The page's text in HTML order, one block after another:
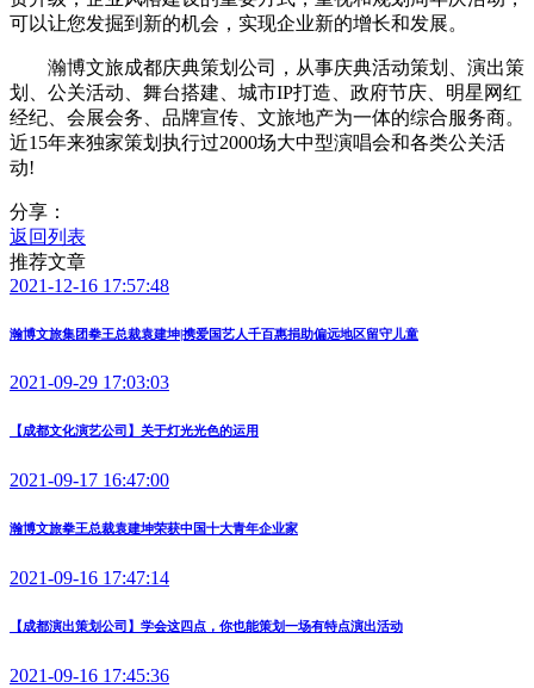
可以让您发掘到新的机会，实现企业新的增长和发展。
瀚博文旅成都庆典策划公司，从事庆典活动策划、演出策
划、公关活动、舞台搭建、城市IP打造、政府节庆、明星网红
经纪、会展会务、品牌宣传、文旅地产为一体的综合服务商。
近15年来独家策划执行过2000场大中型演唱会和各类公关活
动!
分享：
返回列表
推荐文章
2021-12-16 17:57:48
瀚博文旅集团拳王总裁袁建坤|携爱国艺人千百惠捐助偏远地区留守儿童
2021-09-29 17:03:03
【成都文化演艺公司】关于灯光光色的运用
2021-09-17 16:47:00
瀚博文旅拳王总裁袁建坤荣获中国十大青年企业家
2021-09-16 17:47:14
【成都演出策划公司】学会这四点，你也能策划一场有特点演出活动
2021-09-16 17:45:36